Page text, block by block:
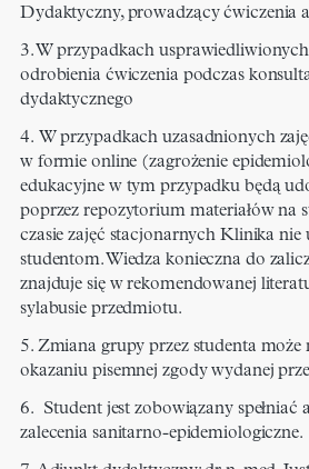
Dydaktyczny, prowadzący ćwiczenia
3. W przypadkach
odrobienia ćwiczenia podczas
dydaktycznego
4. W przypadkach uzasadnionych
w formie online (zagrożenie
edukacyjne w tym przypadku będą
poprzez repozytorium materiałów na
czasie zajęć stacjonarnych Klinika nie
studentom. Wiedza konieczna do
znajduje się w rekomendowanej
sylabusie przedmiotu.
5. Zmiana grupy przez studenta może
okazaniu pisemnej zgody wydanej
6. Student jest zobowiązany spełniać
zalecenia sanitarno-epidemiologiczne.